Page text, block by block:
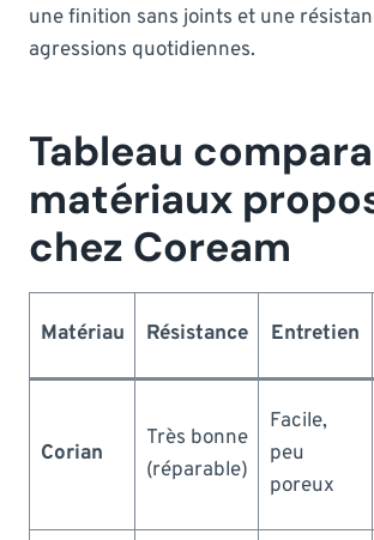
une finition sans joints et une
agressions quotidiennes.
Tableau
matériaux
chez Coream
Matériau Résistance Entretien
Corian
Très bonne
(réparable)
Facile,
peu
poreux